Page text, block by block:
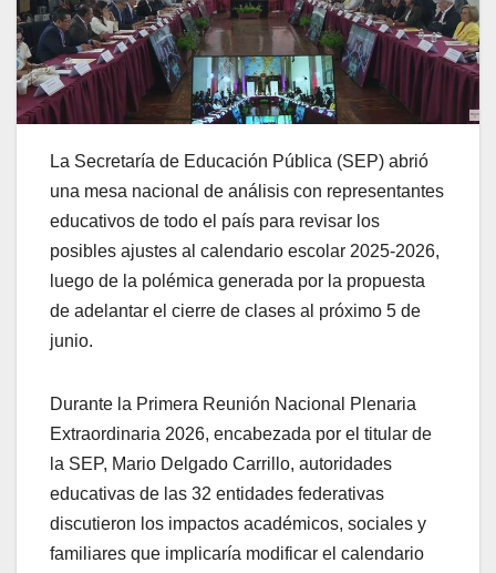
La Secretaría de Educación Pública (SEP) abrió
una mesa nacional de análisis con representantes
educativos de todo el país para revisar los
posibles ajustes al calendario escolar 2025-2026,
luego de la polémica generada por la propuesta
de adelantar el cierre de clases al próximo 5 de
junio.
Durante la Primera Reunión Nacional Plenaria
Extraordinaria 2026, encabezada por el titular de
la SEP, Mario Delgado Carrillo, autoridades
educativas de las 32 entidades federativas
discutieron los impactos académicos, sociales y
familiares que implicaría modificar el calendario